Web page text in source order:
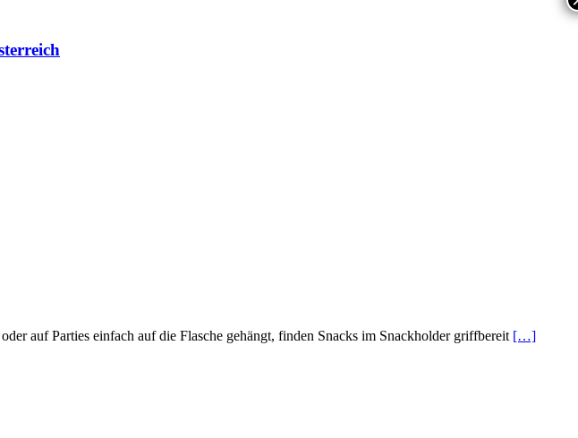
auf Parties einfach auf die Flasche gehängt, finden Snacks im Snackholder griffbereit […]